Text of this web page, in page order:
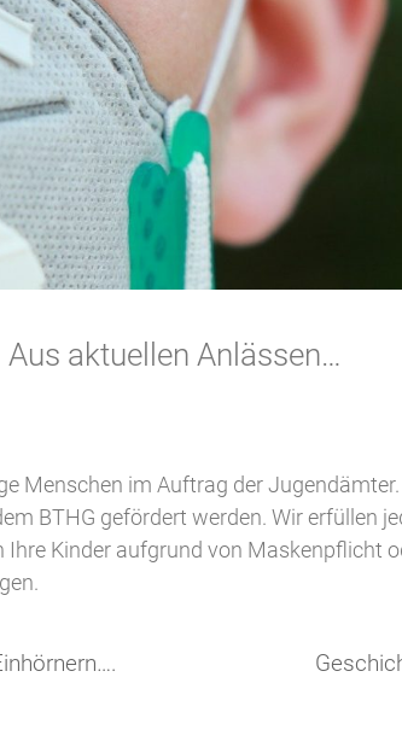
aktuellen Anlässen…
Menschen im Auftrag der
BTHG gefördert werden. Wir erfüllen
Kinder aufgrund von Maskenpflicht